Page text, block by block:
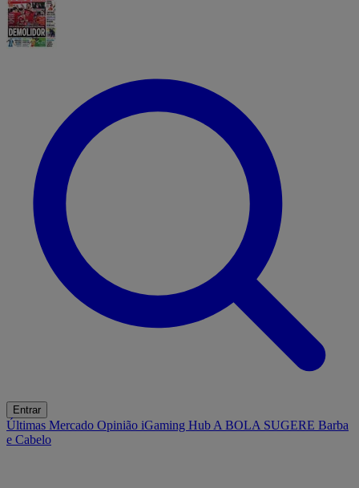
Entrar
Últimas Mercado Opinião iGaming Hub A BOLA SUGERE Barba
e Cabelo